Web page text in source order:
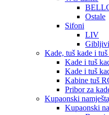
Ostale
Sifoni
LIV
Kade, tuš kade i
Kade i tuš
Kade i tuš
Kabine tuš
Pribor za
Kupaonski
Kupaonski